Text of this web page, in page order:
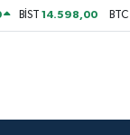
BİST14.598,00 BTC